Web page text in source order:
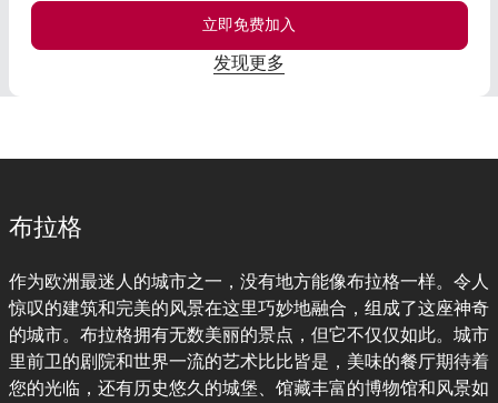
立即免费加入
发现更多
布拉格
作为欧洲最迷人的城市之一，没有地方能像布拉格一样。令人
惊叹的建筑和完美的风景在这里巧妙地融合，组成了这座神奇
的城市。布拉格拥有无数美丽的景点，但它不仅仅如此。城市
里前卫的剧院和世界一流的艺术比比皆是，美味的餐厅期待着
您的光临，还有历史悠久的城堡、馆藏丰富的博物馆和风景如